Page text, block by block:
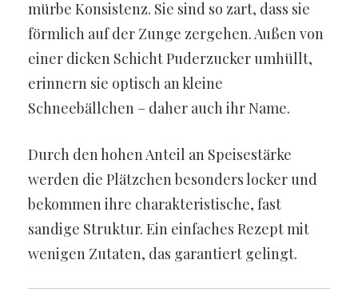
mürbe Konsistenz. Sie sind so zart, dass sie
förmlich auf der Zunge zergehen. Außen von
einer dicken Schicht Puderzucker umhüllt,
erinnern sie optisch an kleine
Schneebällchen – daher auch ihr Name.
Durch den hohen Anteil an Speisestärke
werden die Plätzchen besonders locker und
bekommen ihre charakteristische, fast
sandige Struktur. Ein einfaches Rezept mit
wenigen Zutaten, das garantiert gelingt.